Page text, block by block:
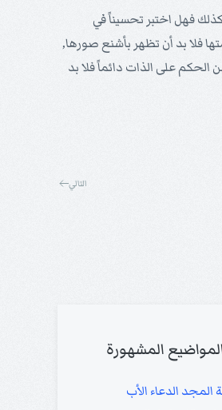
كذلك فهل اختبر تحسيناً في
فلا بد أن تظهر بأشنع صورها,
الحكم على الذات دائماً فلا بد
التالي
المشهورة
المجد الدعاء الأب